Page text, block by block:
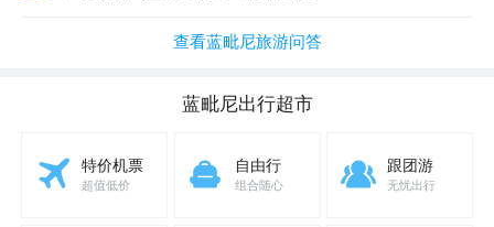
查看蓝毗尼旅游问答
蓝毗尼出行超市
特价机票
超值低价
自由行
组合随心
跟团游
无忧出行